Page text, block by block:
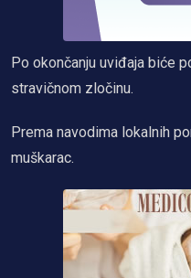
Po okončanju uviđaja biće
stravičnom zločinu.
Prema navodima lokalnih
muškarac.